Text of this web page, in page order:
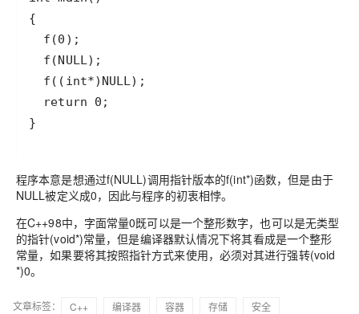
}
程序本意是想通过f(NULL)调用指针版本的f(int*)函数，但是由于
NULL被定义成0，因此与程序的初衷相悖。
在C++98中，字面常量0既可以是一个整形数字，也可以是无类型
的指针(void*)常量，但是编译器默认情况下将其看成是一个整形
常量，如果要将其按照指针方式来使用，必须对其进行强转(void
*)0。
文章标签： C++ 编译器 容器 存储
安全